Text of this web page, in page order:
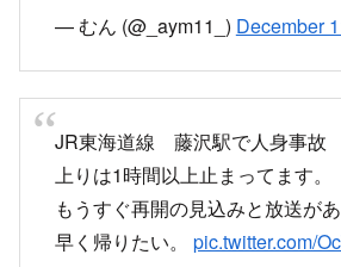
— むん (@_aym11_) December
JR東海道線 藤沢駅で人身事故
上りは1時間以上止まってます。
もうすぐ再開の見込みと放送が
早く帰りたい。 pic.twitter.com/